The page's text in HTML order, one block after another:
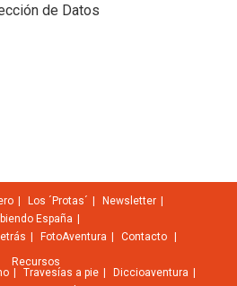
de Datos
Los ´Protas´
Newsletter
España
FotoAventura
Contacto
Recursos
Travesías a pie
Diccioaventura